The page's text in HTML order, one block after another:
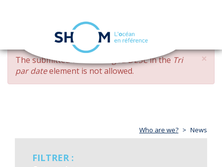
Skip
main
content
navigation
×
ERROR
MESSAGE
The submitted value changed DESCin the Tri
par dateelement is not allowed.
Who are we? News
FILTRER :